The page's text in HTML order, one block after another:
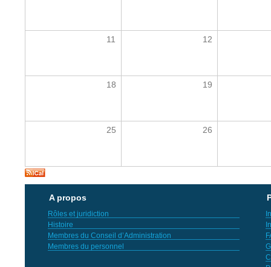
11 12
18 19
25 26
A propos
Rôles et juridiction
Histoire
Membres du Conseil d’Administration
Membres du personnel